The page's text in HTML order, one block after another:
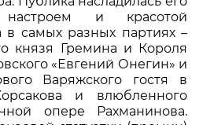
настроем и красотой
в самых разных партиях –
князя Гремина и Короля
«Евгений Онегин» и
Варяжского гостя в
и влюбленного
опере Рахманинова.